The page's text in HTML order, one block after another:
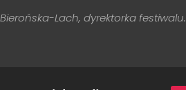
Lach, dyrektorka festiwalu.